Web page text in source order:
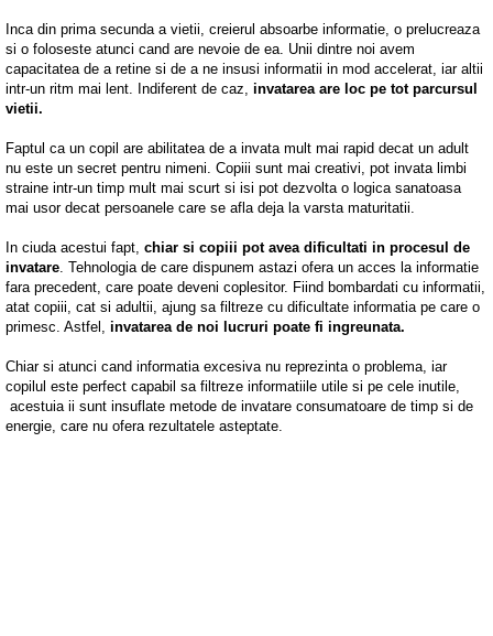
Inca din prima secunda a vietii, creierul absoarbe informatie, o prelucreaza
si o foloseste atunci cand are nevoie de ea. Unii dintre noi avem
capacitatea de a retine si de a ne insusi informatii in mod accelerat, iar altii
intr-un ritm mai lent. Indiferent de caz, invatarea are loc pe tot parcursul
vietii.
Faptul ca un copil are abilitatea de a invata mult mai rapid decat un adult
nu este un secret pentru nimeni. Copiii sunt mai creativi, pot invata limbi
straine intr-un timp mult mai scurt si isi pot dezvolta o logica sanatoasa
mai usor decat persoanele care se afla deja la varsta maturitatii.
In ciuda acestui fapt, chiar si copiii pot avea dificultati in procesul de
invatare . Tehnologia de care dispunem astazi ofera un acces la informatie
fara precedent, care poate deveni coplesitor. Fiind bombardati cu informatii,
atat copiii, cat si adultii, ajung sa filtreze cu dificultate informatia pe care o
primesc. Astfel, invatarea de noi lucruri poate fi ingreunata.
Chiar si atunci cand informatia excesiva nu reprezinta o problema, iar
copilul este perfect capabil sa filtreze informatiile utile si pe cele inutile,
acestuia ii sunt insuflate metode de invatare consumatoare de timp si de
energie, care nu ofera rezultatele asteptate.